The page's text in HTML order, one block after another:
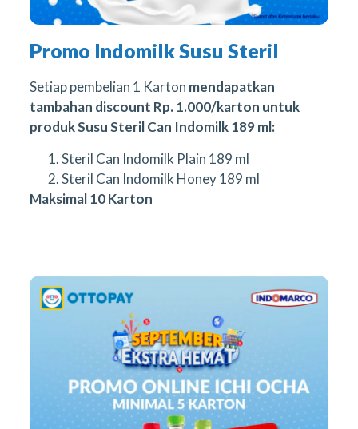
Promo Indomilk Susu Steril
Setiap pembelian 1 Karton mendapatkan
tambahan discount Rp. 1.000/karton untuk
produk Susu Steril Can Indomilk 189 ml:
Steril Can Indomilk Plain 189 ml
Steril Can Indomilk Honey 189 ml
Maksimal 10 Karton